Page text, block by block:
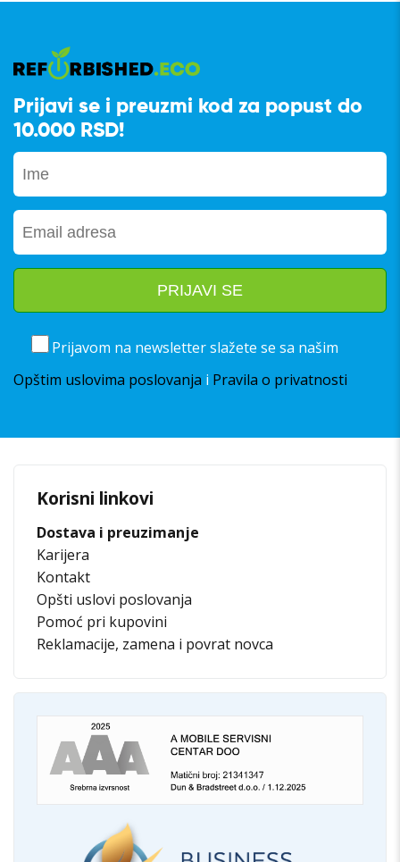
Prijavi se i preuzmi kod za popust do
10.000 RSD!
Prijavom na newsletter slažete se sa našim
Opštim uslovima poslovanja i Pravila o privatnosti
Korisni linkovi
Dostava i preuzimanje
Karijera
Kontakt
Opšti uslovi poslovanja
Pomoć pri kupovini
Reklamacije, zamena i povrat novca